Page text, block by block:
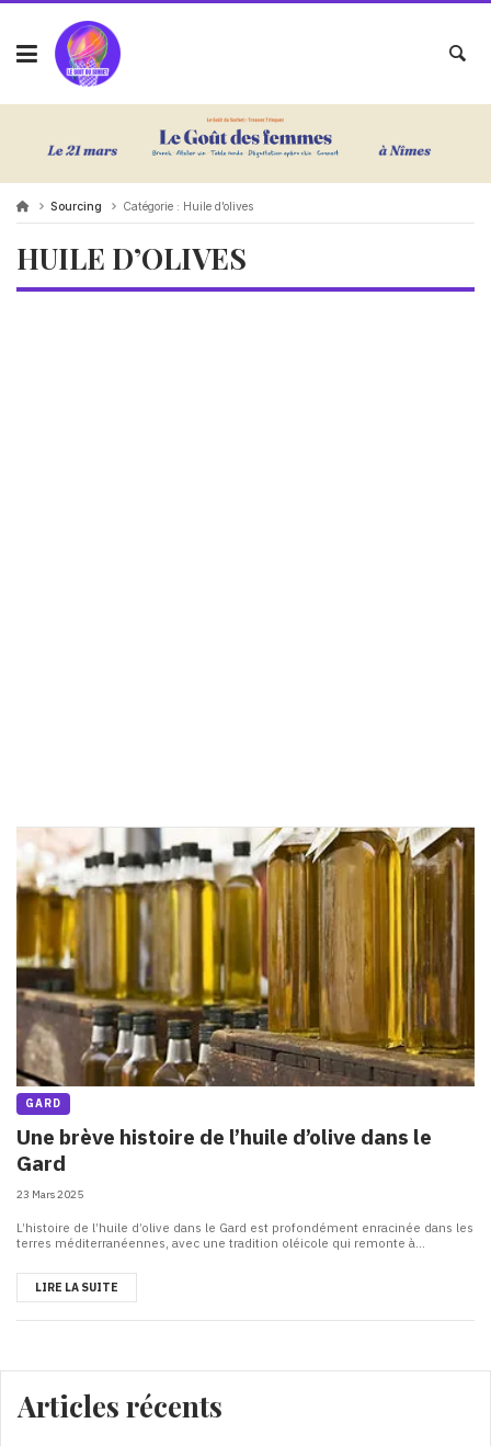
Sourcing Catégorie : Huile d’olives
HUILE D’OLIVES
GARD
Une brève histoire de l’huile d’olive dans le
Gard
23 Mars 2025
L’histoire de l’huile d’olive dans le Gard est profondément enracinée dans les
terres méditerranéennes, avec une tradition oléicole qui remonte à...
LIRE LA SUITE
Articles récents